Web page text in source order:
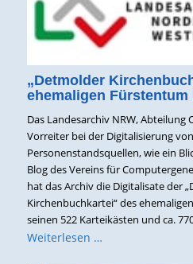
„Detmolder
ehemaligen
Das Landesarchiv NRW, Abteilung
Vorreiter bei der Digitalisierung
Personenstandsquellen, wie ein
Blog des Vereins für
hat das Archiv die Digitalisate der
Kirchenbuchkartei“ des
seinen 522 Karteikästen und ca.
Weiterlesen …